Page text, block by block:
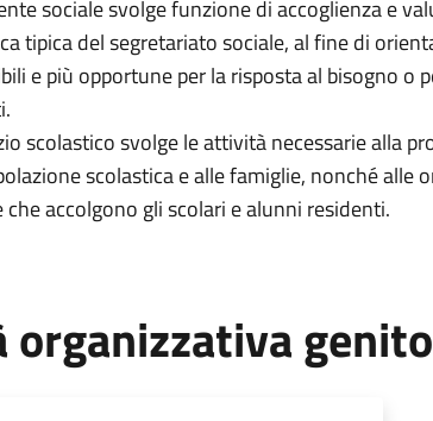
sociale svolge funzione di accoglienza e
tipica del segretariato sociale, al fine di
e più opportune per la risposta al bisogno o
scolastico svolge le attività necessarie alla
scolastica e alle famiglie, nonché alle
che accolgono gli scolari e alunni residenti.
organizzativa